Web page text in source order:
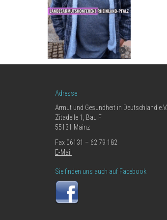
Adresse
Armut und Gesundheit in Deutschland e.V.
Zitadelle 1, Bau F
55131 Mainz
Fax 06131 – 62 79 182
E-Mail
Sie finden uns auch auf Facebook